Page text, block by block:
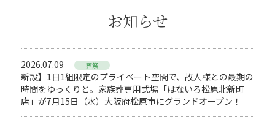
お知らせ
2026.07.09 葬祭
新設】1日1組限定のプライベート空間で、故人様との最期の
時間をゆっくりと。家族葬専用式場「はないろ松原北新町
店」が7月15日（水）大阪府松原市にグランドオープン！